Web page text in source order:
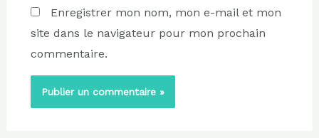
Enregistrer mon nom, mon e-mail et mon
site dans le navigateur pour mon prochain
commentaire.